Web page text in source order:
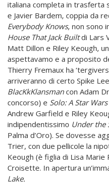
italiana completa in trasferta
e Javier Bardem, coppia da
Everybody Knows, non sono
House That Jack Builtdi Lars
Matt Dillon e Riley Keough,
aspettavamo e a proposito
Thierry Fremaux ha
arriveranno di certo Spike
BlacKkKlansmancon Adam
concorso) e Solo: A Star
Andrew Garfield e Riley
indipendentissimo Under the
Palma d’Oro). Se dovesse
Trier, con due pellicole la
Keough (è figlia di Lisa
Croisette. In apertura
Lake.